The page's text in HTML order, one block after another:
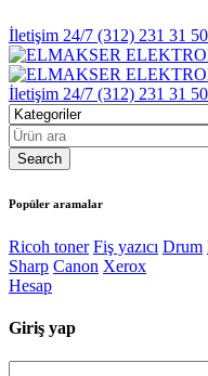
İletişim 24/7 (312) 231 31 50
İletişim 24/7 (312) 231 31 50
Popüler aramalar
Ricoh toner Fiş yazıcı Drum
Sharp Canon Xerox
Hesap
Giriş yap